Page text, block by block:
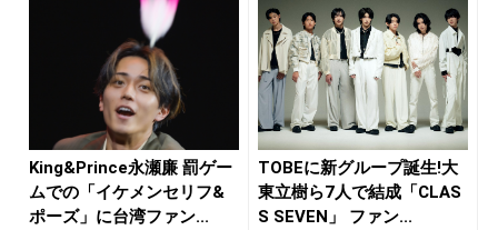
King&Prince永瀬廉 罰ゲー
ムでの「イケメンセリフ&
ポーズ」に台湾ファン...
TOBEに新グループ誕生!大
東立樹ら7人で結成「CLAS
S SEVEN」 ファン...